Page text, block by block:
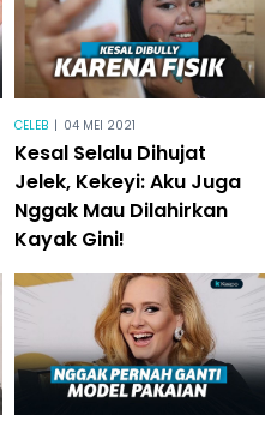
CELEB | 04 MEI 2021
Kesal Selalu Dihujat
Jelek, Kekeyi: Aku Juga
Nggak Mau Dilahirkan
Kayak Gini!